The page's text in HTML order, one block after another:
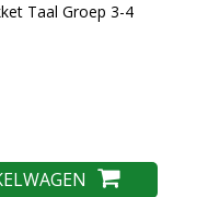
Taal Groep 3-4